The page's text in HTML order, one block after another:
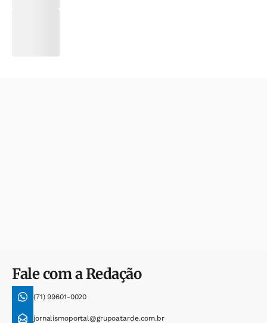
Fale com a Redação
(71) 99601-0020
jornalismoportal@grupoatarde.com.br